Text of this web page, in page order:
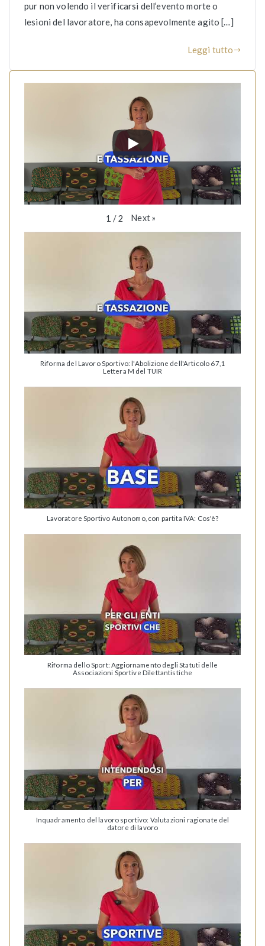
pur non volendo il verificarsi dell’evento morte o
lesioni del lavoratore, ha consapevolmente agito […]
Leggi tutto
1 / 2 Next»
Riforma del Lavoro Sportivo: l'Abolizione dell'Articolo 67,1
Lettera M del TUIR
Lavoratore Sportivo Autonomo, con partita IVA: Cos'è?
Riforma dello Sport: Aggiornamento degli Statuti delle
Associazioni Sportive Dilettantistiche
Inquadramento del lavoro sportivo: Valutazioni ragionate del
datore di lavoro